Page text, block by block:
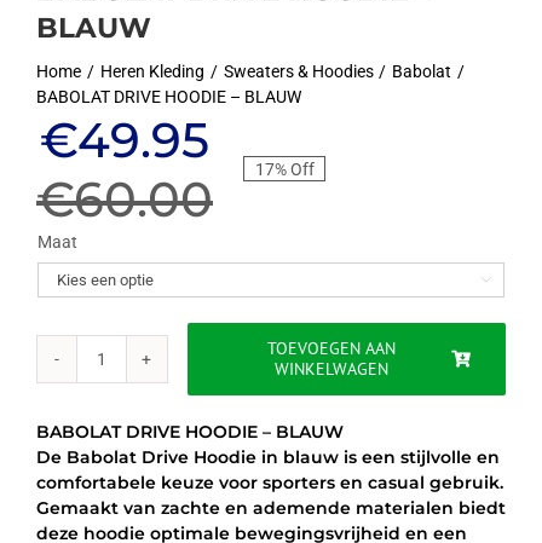
BLAUW
Home Heren Kleding Sweaters & Hoodies
Babolat
BABOLAT DRIVE HOODIE – BLAUW
€60.00
Oorspronkelijke
prijs
was:
€60.00.
€49.95
Huidige
prijs
is:
€49.95.
17% Off
Maat

BABOLAT
BLAUW
aantal
TOEVOEGEN AAN
WINKELWAGEN
BABOLAT DRIVE HOODIE – BLAUW
De Babolat Drive Hoodie in blauw is een stijlvolle en
comfortabele keuze voor sporters en casual gebruik.
Gemaakt van zachte en ademende materialen biedt
deze hoodie optimale bewegingsvrijheid en een